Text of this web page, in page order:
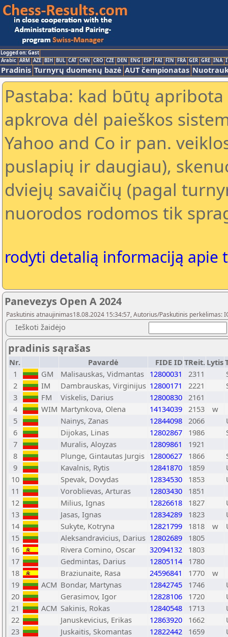
Logged on: Gast
Arabic ARM AZE BIH BUL CAT CHN CRO CZE DEN ENG ESP FAI FIN FRA GER GRE INA
Pradinis Turnyrų duomenų bazė AUT čempionatas
Pastaba: kad būtų
apkrova dėl paieškos
Yahoo and Co ir pan.
puslapių ir daugiau),
dviejų savaičių (pagal
nuorodos rodomos tik
rodyti detalią informaciją apie
Panevezys Open A 2024
Paskutinis atnaujinimas18.08.2024 15:34:57, Autorius/Paskutinis perkėlimas:
Ieškoti žaidėjo
pradinis sąrašas
Nr. Pavardė FIDE ID TReit. Lytis
1
GM Malisauskas, Vidmantas 12800031 2311
2
IM Dambrauskas, Virginijus 12800171 2221
3
FM Viskelis, Darius 12800830 2161
4
WIM Martynkova, Olena 14134039 2153
w
5
Nainys, Zanas 12844098 2066
6
Dijokas, Linas 12802867 1986
7
Muralis, Aloyzas 12809861
1921
8
Plunge, Gintautas Jurgis 12800627 1866
9
Kavalnis, Rytis 12841870 1859
10
Spevak, Dovydas 12834530 1853
11
Voroblievas, Arturas 12803430
1851
12
Milius, Ignas 12826618 1827
13
Jasas, Ignas 12834289 1823
14
Sukyte, Kotryna 12821799 1818 w
15
Aleksandravicius, Darius 12802689
1805
16
Rivera Comino, Oscar 32094132
1803
17
Gedmintas, Darius 12805114
1780
18
Braziunaite, Rasa 24596841 1770
w
19
ACM Bondar, Martynas 12842745 1746
20
Gerasimov, Igor 12828106 1720
21
ACM Sakinis, Rokas 12840548 1713
22
Januskevicius, Erikas 12863920 1662
23
Juskaitis, Skomantas 12822442 1659